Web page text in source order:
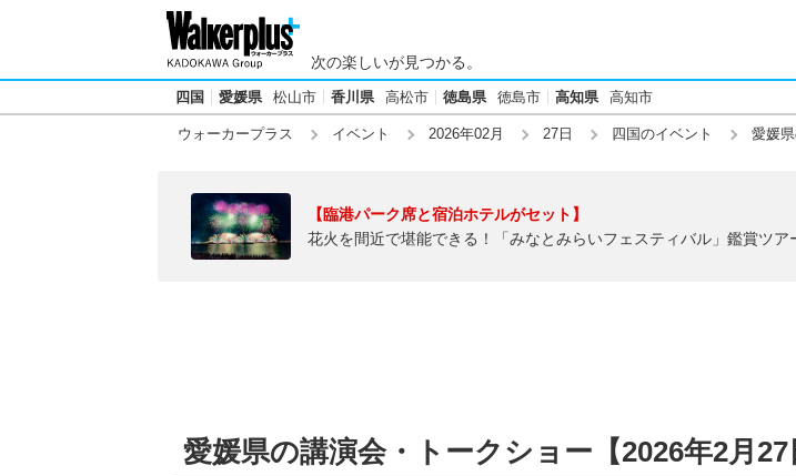
次の楽しいが見つかる。
四国 愛媛県 松山市 香川県 高松市 徳島県 徳島市 高知県 高知市
ウォーカープラス イベント 2026年02月 27日 四国のイベント 愛媛
【臨港パーク席と宿泊ホテルがセット】
花火を間近で堪能できる！「みなとみらいフェスティバル」鑑賞ツア
愛媛県の講演会・トークショー【2026年2月27